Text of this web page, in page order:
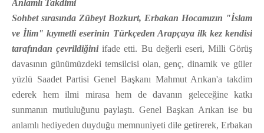
Anlamlı Takdimi
Sohbet sırasında Zübeyt Bozkurt, Erbakan Hocamızın "İslam
ve İlim" kıymetli eserinin Türkçeden Arapçaya ilk kez kendisi
tarafından çevrildiğiniifade etti. Bu değerli eseri, Milli Görüş
davasının günümüzdeki temsilcisi olan, genç, dinamik ve güler
yüzlü Saadet Partisi Genel Başkanı Mahmut Arıkan'a takdim
ederek hem ilmi mirasa hem de davanın geleceğine katkı
sunmanın mutluluğunu paylaştı. Genel Başkan Arıkan ise bu
anlamlı hediyeden duyduğu memnuniyeti dile getirerek, Erbakan